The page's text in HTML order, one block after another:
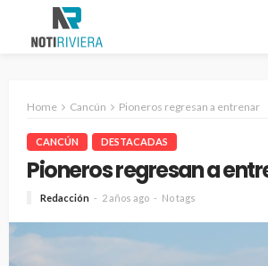
Home Cancún Pioneros regresan a entrenar
CANCÚN DESTACADAS
Pioneros regresan a
Redacción 2 años ago No tags